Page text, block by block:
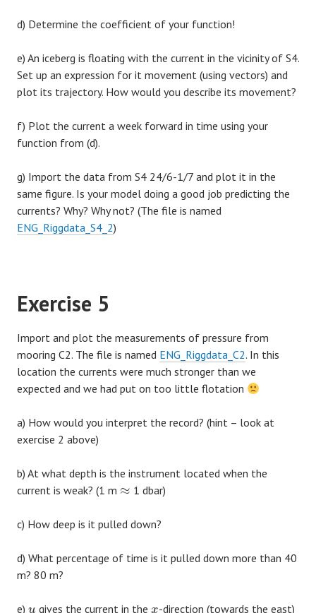
d) Determine the coefficient of your function!
e) An iceberg is floating with the current in the vicinity of S4.
Set up an expression for it movement (using vectors) and
plot its trajectory. How would you describe its movement?
f) Plot the current a week forward in time using your
function from (d).
g) Import the data from S4 24/6-1/7 and plot it in the
same figure. Is your model doing a good job predicting the
currents? Why? Why not? (The file is named
ENG_Riggdata_S4_2)
Exercise 5
Import and plot the measurements of pressure from
mooring C2. The file is named ENG_Riggdata_C2. In this
location the currents were much stronger than we
expected and we had put on too little flotation
a) How would you interpret the record? (hint – look at
exercise 2 above)
b) At what depth is the instrument located when the
current is weak? (1 m ≈ 1 dbar)
c) How deep is it pulled down?
d) What percentage of time is it pulled down more than 40
m? 80 m?
e) u gives the current in thex-direction (towards the east)